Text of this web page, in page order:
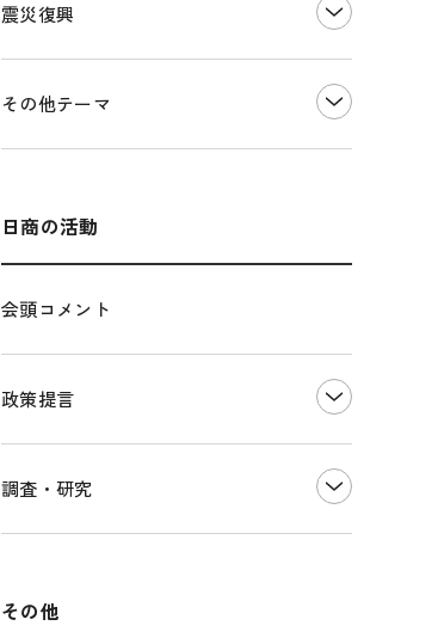
震災復興
その他テーマ
多様な人材の活躍推進
各種制度・助成金
パートナーシップ構築宣言
海外展開イニシアティブ
輸出管理体制構築支援
日商の活動
会頭コメント
政策提言
国土強靭化・社会基盤整備・震災復興
調査・研究
その他